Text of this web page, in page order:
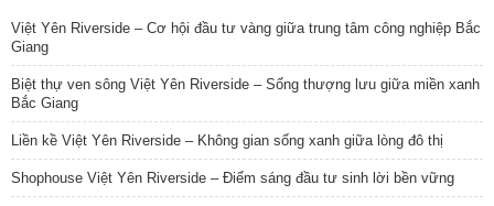
Việt Yên Riverside – Cơ hội đầu tư vàng giữa trung tâm công nghiệp Bắc
Giang
Biệt thự ven sông Việt Yên Riverside – Sống thượng lưu giữa miền xanh
Bắc Giang
Liền kề Việt Yên Riverside – Không gian sống xanh giữa lòng đô thị
Shophouse Việt Yên Riverside – Điểm sáng đầu tư sinh lời bền vững